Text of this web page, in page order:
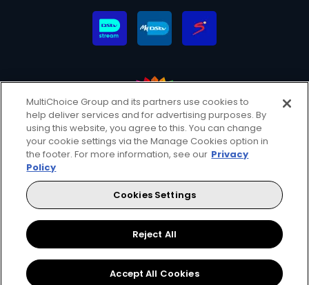
MultiChoice Website
Terms & Conditions
Privacy & Cookie Notice
Responsible Disclosure Policy
Copyright
Careers
Manage Cookies
© 2025 MultiChoice (PTY) LTD. All rights reserved
Instagram
Facebook
YouTube
MultiChoice Group and its partners use cookies to
help deliver services and for advertising purposes. By
using this website, you agree to this. You can change
your cookie settings via the Manage Cookies option in
the footer. For more information, see our Privacy
Policy
Cookies Settings
Reject All
Accept All Cookies